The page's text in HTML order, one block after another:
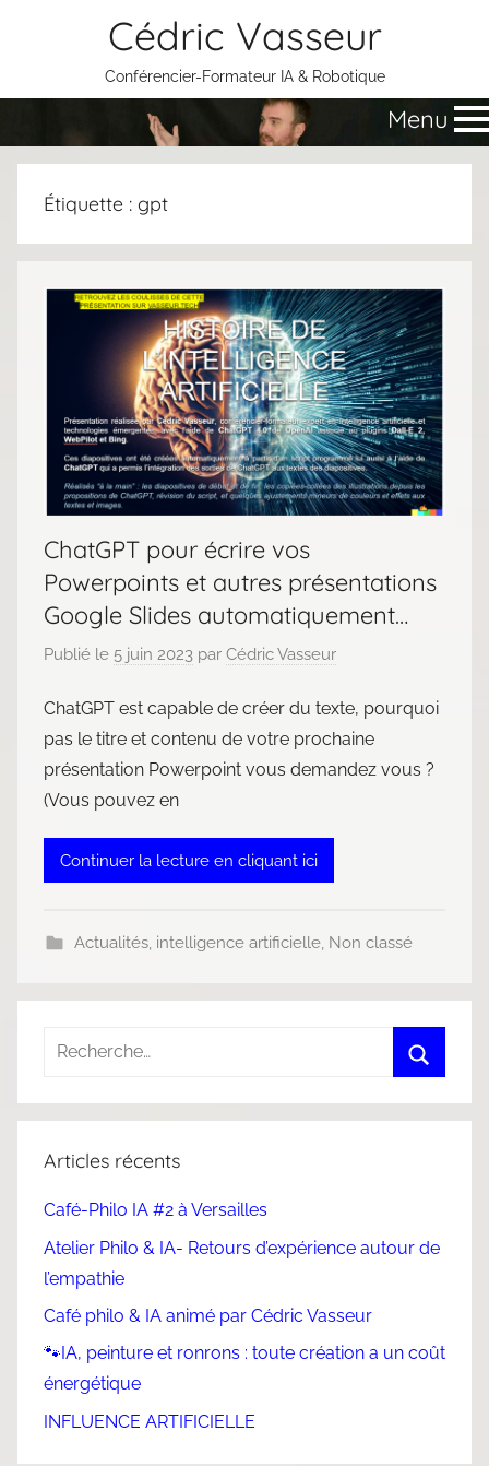
Cédric Vasseur
Conférencier-Formateur IA & Robotique
Menu
Étiquette : gpt
ChatGPT pour écrire vos
Powerpoints et autres présentations
Google Slides automatiquement…
Publié le 5 juin 2023 par Cédric Vasseur
ChatGPT est capable de créer du texte, pourquoi
pas le titre et contenu de votre prochaine
présentation Powerpoint vous demandez vous ?
(Vous pouvez en
Continuer la lecture en cliquant ici
Actualités, intelligence artificielle, Non classé
Articles récents
Café-Philo IA #2 à Versailles
Atelier Philo & IA- Retours d’expérience autour de
l’empathie
Café philo & IA animé par Cédric Vasseur
🐾IA, peinture et ronrons : toute création a un coût
énergétique
INFLUENCE ARTIFICIELLE